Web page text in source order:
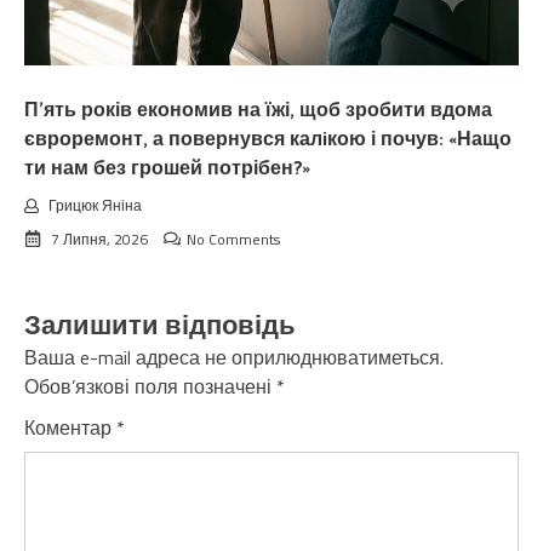
П’ять років економив на їжі, щоб зробити вдома
євроремонт, а повернувся калiкою і почув: «Нащо
ти нам без грошей потрібен?»
Грицюк Яніна
7 Липня, 2026
No Comments
Залишити відповідь
Ваша e-mail адреса не оприлюднюватиметься.
Обов’язкові поля позначені *
Коментар *